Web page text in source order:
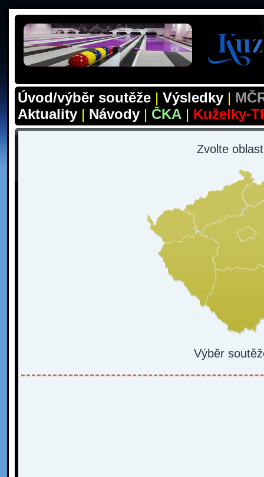
Úvod/výběr soutěže| Výsledky|
Aktuality| Návody | ČKA| Kuželky-
Zvolte
Výběr